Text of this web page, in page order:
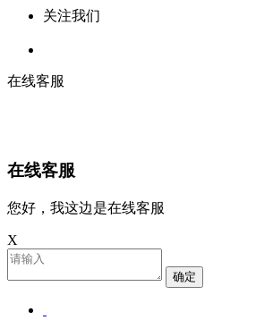
关注我们
在线客服
在线客服
您好，我这边是在线客服
X
确定